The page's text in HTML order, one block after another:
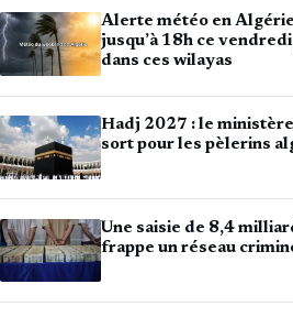
Alerte météo en
jusqu’à 18h ce
dans ces wilayas
Hadj 2027 : le
sort pour les pèlerins
Une saisie de 8,4
frappe un réseau